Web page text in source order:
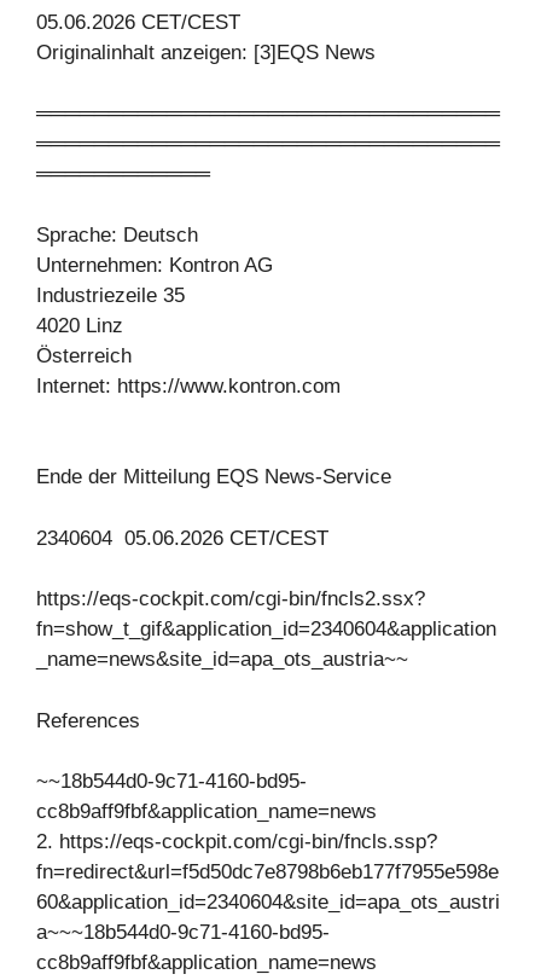
05.06.2026 CET/CEST
Originalinhalt anzeigen: [3]EQS News
════════════════════════════════
════════════════════════════════
════════════
Sprache: Deutsch
Unternehmen: Kontron AG
Industriezeile 35
4020 Linz
Österreich
Internet: https://www.kontron.com
Ende der Mitteilung EQS News-Service
2340604 05.06.2026 CET/CEST
https://eqs-cockpit.com/cgi-bin/fncls2.ssx?
fn=show_t_gif&application_id=2340604&application
_name=news&site_id=apa_ots_austria~~
References
~~18b544d0-9c71-4160-bd95-
cc8b9aff9fbf&application_name=news
2. https://eqs-cockpit.com/cgi-bin/fncls.ssp?
fn=redirect&url=f5d50dc7e8798b6eb177f7955e598e
60&application_id=2340604&site_id=apa_ots_austri
a~~~18b544d0-9c71-4160-bd95-
cc8b9aff9fbf&application_name=news